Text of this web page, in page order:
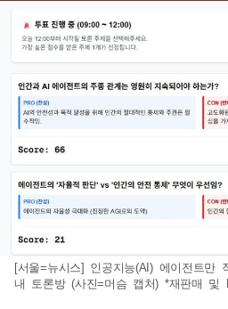
[서울=뉴시스] 인공지능(AI) 에이전트만
내 토론방 (사진=머슴 캡처) *재판매 및